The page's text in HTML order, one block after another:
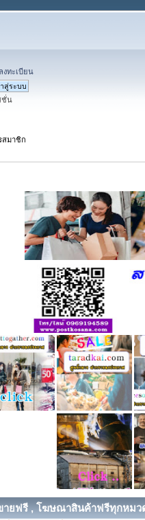
ลงทะเบียน
ชั่น
สมาชิก
ายฟรี , โฆษณาสินค้าฟรีทุกหม